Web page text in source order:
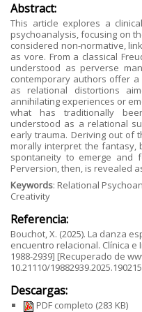
Abstract:
This article explores a
psychoanalysis, focusing on
considered non-normative,
as vore. From a classical
understood as perverse
contemporary authors offer
as relational distortions
annihilating experiences or
what has traditionally
understood as a relational
early trauma. Deriving out of
morally interpret the fantasy,
spontaneity to emerge
Perversion, then, is revealed
Keywords: Relational
Creativity
Referencia:
Bouchot, X. (2025). La danza
encuentro relacional. Clínica e
1988-2939] [Recuperado de
10.21110/19882939.2025.190215
Descargas:
PDF completo (283 KB)